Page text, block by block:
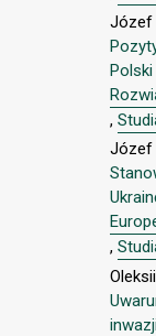
Józef
,
Józef
,